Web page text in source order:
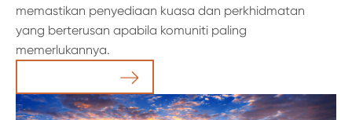
memastikan penyediaan kuasa dan perkhidmatan
yang berterusan apabila komuniti paling
memerlukannya.